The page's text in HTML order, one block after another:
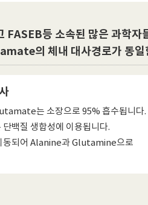
등 소속된 많은 과학자
의 체내 대사경로가 동일
는 소장으로 95% 흡수됩니다.
백질 생합성에 이용됩니다.
동되어 Alanine과 Glutamine으로